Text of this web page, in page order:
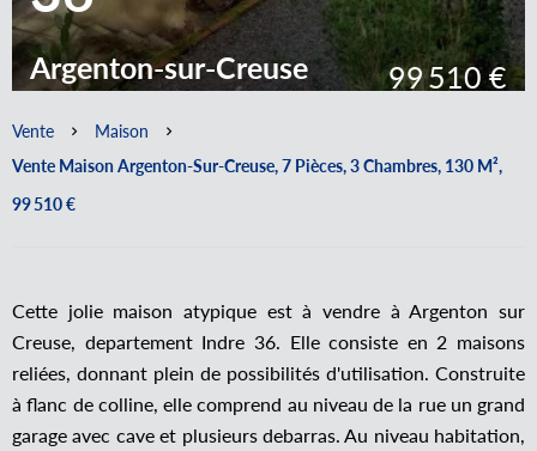
Argenton-sur-Creuse 99 510 €
Vente
Maison
Vente Maison Argenton-Sur-Creuse, 7 Pièces, 3 Chambres, 130 M²,
99 510 €
Cette jolie maison atypique est à vendre à Argenton sur
Creuse, departement Indre 36. Elle consiste en 2 maisons
reliées, donnant plein de possibilités d'utilisation. Construite
à flanc de colline, elle comprend au niveau de la rue un grand
garage avec cave et plusieurs debarras. Au niveau habitation,